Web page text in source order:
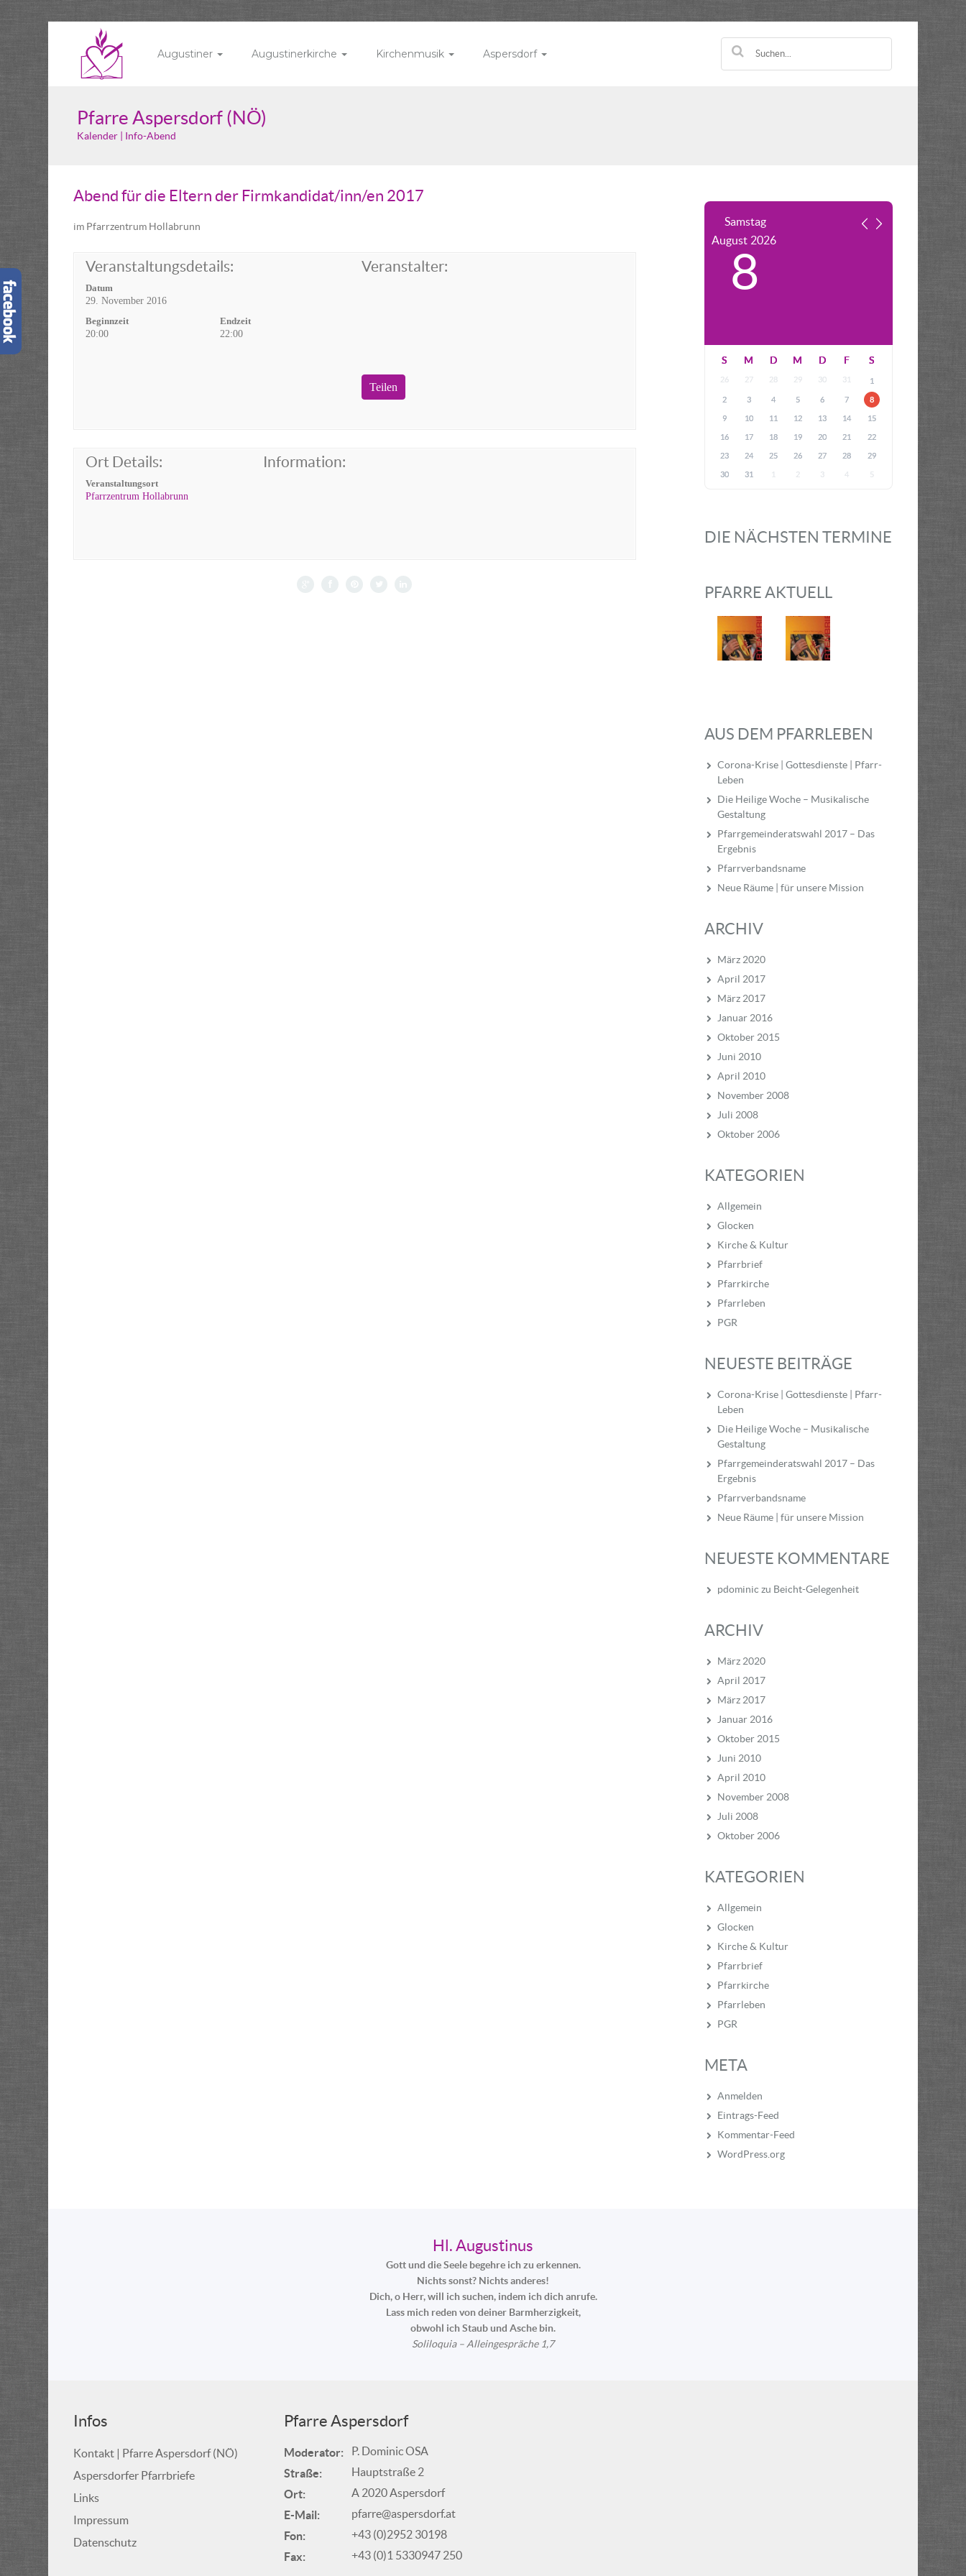
Augustiner Augustinerkirche Kirchenmusik Aspersdorf
Pfarre Aspersdorf (NÖ)
Kalender | Info-Abend
Abend für die Eltern der Firmkandidat/inn/en 2017
im Pfarrzentrum Hollabrunn
Veranstaltungsdetails:
Datum
29. November 2016
Beginnzeit
20:00
Endzeit
22:00
Veranstalter:
Teilen
Ort Details:
Veranstaltungsort
Pfarrzentrum Hollabrunn
Information:
Samstag
August 2026
8
S M D M D F S
26 27 28 29 30 31 1
2 3 4 5 6 7 8
9 10 11 12 13 14 15
16 17 18 19 20 21 22
23 24 25 26 27 28 29
30 31 1 2 3 4 5
DIE NÄCHSTEN TERMINE
PFARRE AKTUELL
AUS DEM PFARRLEBEN
Corona-Krise | Gottesdienste | Pfarr-
Leben
Die Heilige Woche – Musikalische
Gestaltung
Pfarrgemeinderatswahl 2017 – Das
Ergebnis
Pfarrverbandsname
Neue Räume | für unsere Mission
ARCHIV
März 2020
April 2017
März 2017
Januar 2016
Oktober 2015
Juni 2010
April 2010
November 2008
Juli 2008
Oktober 2006
KATEGORIEN
Allgemein
Glocken
Kirche & Kultur
Pfarrbrief
Pfarrkirche
Pfarrleben
PGR
NEUESTE BEITRÄGE
Corona-Krise | Gottesdienste | Pfarr-
Leben
Die Heilige Woche – Musikalische
Gestaltung
Pfarrgemeinderatswahl 2017 – Das
Ergebnis
Pfarrverbandsname
Neue Räume | für unsere Mission
NEUESTE KOMMENTARE
pdominic zu Beicht-Gelegenheit
ARCHIV
März 2020
April 2017
März 2017
Januar 2016
Oktober 2015
Juni 2010
April 2010
November 2008
Juli 2008
Oktober 2006
KATEGORIEN
Allgemein
Glocken
Kirche & Kultur
Pfarrbrief
Pfarrkirche
Pfarrleben
PGR
META
Anmelden
Eintrags-Feed
Kommentar-Feed
WordPress.org
Hl. Augustinus
Gott und die Seele begehre ich zu erkennen.
Nichts sonst? Nichts anderes!
Dich, o Herr, will ich suchen, indem ich dich anrufe.
Lass mich reden von deiner Barmherzigkeit,
obwohl ich Staub und Asche bin.
Soliloquia – Alleingespräche 1,7
Infos
Kontakt | Pfarre Aspersdorf (NÖ)
Aspersdorfer Pfarrbriefe
Links
Impressum
Datenschutz
Pfarre Aspersdorf
Moderator:
P. Dominic OSA
Straße:
Hauptstraße 2
Ort:
A 2020 Aspersdorf
E-Mail:
pfarre@aspersdorf.at
Fon:
+43 (0)2952 30198
Fax:
+43 (0)1 5330947 250